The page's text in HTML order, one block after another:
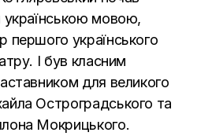
українською мовою,
першого українського
І був класним
для великого
Остроградського та
Мокрицького.